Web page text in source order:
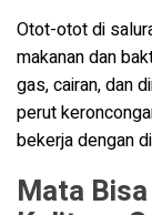
Otot-otot di
makanan dan
gas, cairan, dan
perut
bekerja dengan
Mata